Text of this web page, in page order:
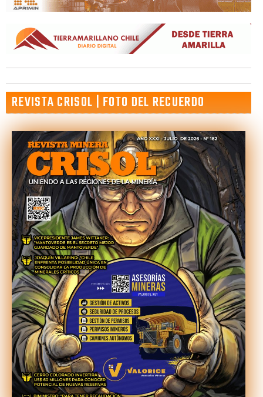
REVISTA CRISOL | FOTO DEL RECUERDO